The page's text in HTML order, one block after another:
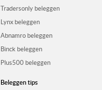
Tradersonly beleggen
Lynx beleggen
Abnamro beleggen
Binck beleggen
Plus500 beleggen
Beleggen tips